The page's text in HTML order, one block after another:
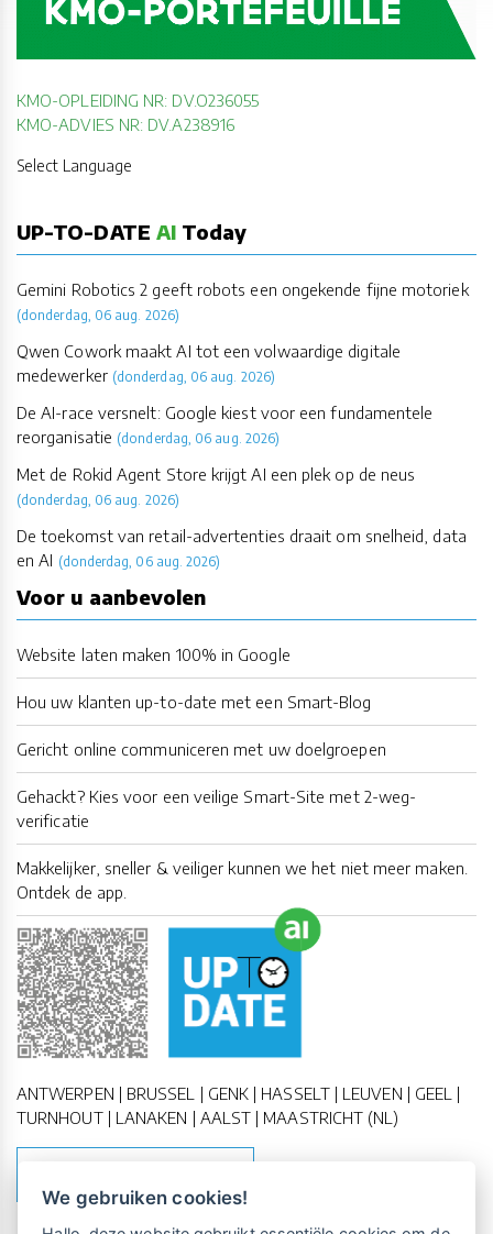
KMO-OPLEIDING NR: DV.O236055
KMO-ADVIES NR: DV.A238916
Select Language
UP-TO-DATE AI Today
Gemini Robotics 2 geeft robots een ongekende fijne motoriek
(donderdag, 06 aug. 2026)
Qwen Cowork maakt AI tot een volwaardige digitale
medewerker (donderdag, 06 aug. 2026)
De AI-race versnelt: Google kiest voor een fundamentele
reorganisatie (donderdag, 06 aug. 2026)
Met de Rokid Agent Store krijgt AI een plek op de neus
(donderdag, 06 aug. 2026)
De toekomst van retail-advertenties draait om snelheid, data
en AI (donderdag, 06 aug. 2026)
Voor u aanbevolen
Website laten maken 100% in Google
Hou uw klanten up-to-date met een Smart-Blog
Gericht online communiceren met uw doelgroepen
Gehackt? Kies voor een veilige Smart-Site met 2-weg-
verificatie
Makkelijker, sneller & veiliger kunnen we het niet meer maken.
Ontdek de app.
ANTWERPEN | BRUSSEL | GENK | HASSELT | LEUVEN | GEEL |
TURNHOUT | LANAKEN | AALST | MAASTRICHT (NL)
We gebruiken cookies!
Vrijblijvende kennismaking?Boek